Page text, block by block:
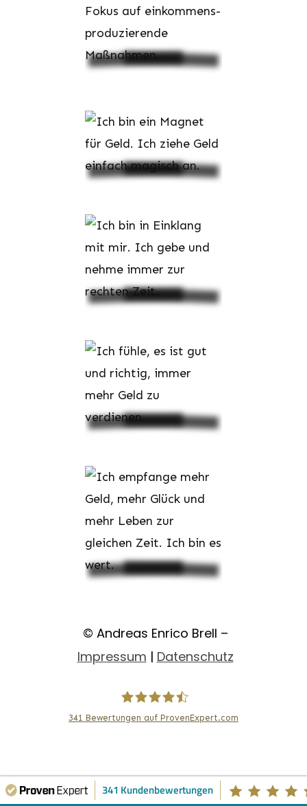
© Andreas Enrico Brell –
Impressum | Datenschutz
341 Bewertungen auf ProvenExpert.com
341 Kundenbewertungen